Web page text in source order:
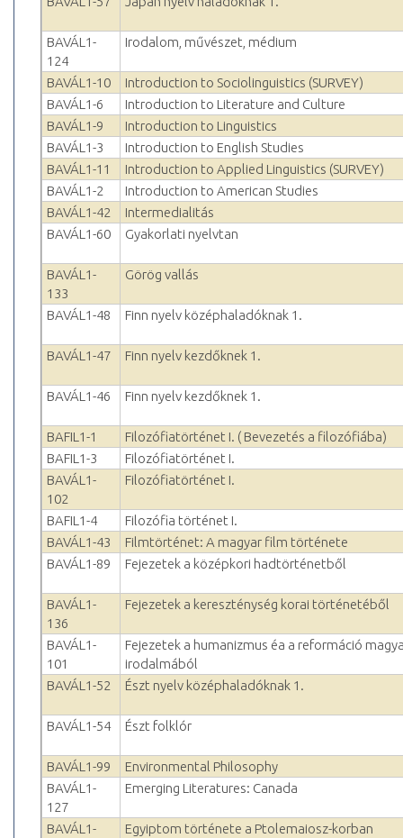
BAVÁL1-
124
Irodalom, művészet, médium
BAVÁL1-10
Introduction to Sociolinguistics (SURVEY)
BAVÁL1-6
Introduction to Literature and Culture
BAVÁL1-9
Introduction to Linguistics
BAVÁL1-3
Introduction to English Studies
BAVÁL1-11
Introduction to Applied Linguistics (SURVEY)
BAVÁL1-2
Introduction to American Studies
BAVÁL1-42
Intermedialitás
BAVÁL1-60
Gyakorlati nyelvtan
BAVÁL1-
133
Görög vallás
BAVÁL1-48 Finn nyelv középhaladóknak 1.
BAVÁL1-47 Finn nyelv kezdőknek 1.
BAVÁL1-46 Finn nyelv kezdőknek 1.
BAFIL1-1
Filozófiatörténet I. ( Bevezetés a filozófiába)
BAFIL1-3
Filozófiatörténet I.
BAVÁL1-
102
Filozófiatörténet I.
BAFIL1-4
Filozófia történet I.
BAVÁL1-43
Filmtörténet: A magyar film története
BAVÁL1-89
Fejezetek a középkori hadtörténetből
BAVÁL1-
136
Fejezetek a kereszténység korai történetéből
BAVÁL1-
101
Fejezetek a humanizmus éa a reformáció
irodalmából
BAVÁL1-52
Észt nyelv középhaladóknak 1.
BAVÁL1-54 Észt folklór
BAVÁL1-99
Environmental Philosophy
BAVÁL1-
127
Emerging Literatures: Canada
BAVÁL1-
Egyiptom története a Ptolemaiosz-korban